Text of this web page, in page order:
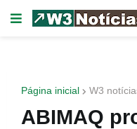
Página inicial W3
ABIMAQ